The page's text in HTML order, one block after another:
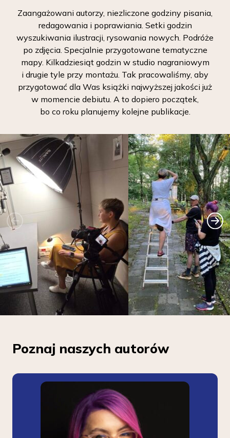
Zaangażowani autorzy, niezliczone godziny pisania,
redagowania i poprawiania. Setki godzin
wyszukiwania ilustracji, rysowania nowych. Podróże
po zdjęcia. Specjalnie przygotowane tematyczne
mapy. Kilkadziesiąt godzin w studio nagraniowym
i drugie tyle przy montażu. Tak pracowaliśmy, aby
przygotować dla Was książki najwyższej jakości już
w momencie debiutu. A to dopiero początek,
bo co roku planujemy kolejne publikacje.
Poznaj naszych autorów